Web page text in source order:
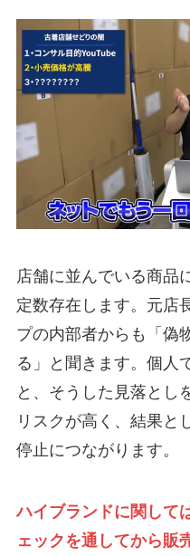
店舗に並んでいる商品
定数存在します。元店
プの内部者からも「偽
る」と聞きます。個人
と、そうした見落とし
リスクが高く、結果と
停止につながります。
ハイブランドに関して
ェックを通してから販